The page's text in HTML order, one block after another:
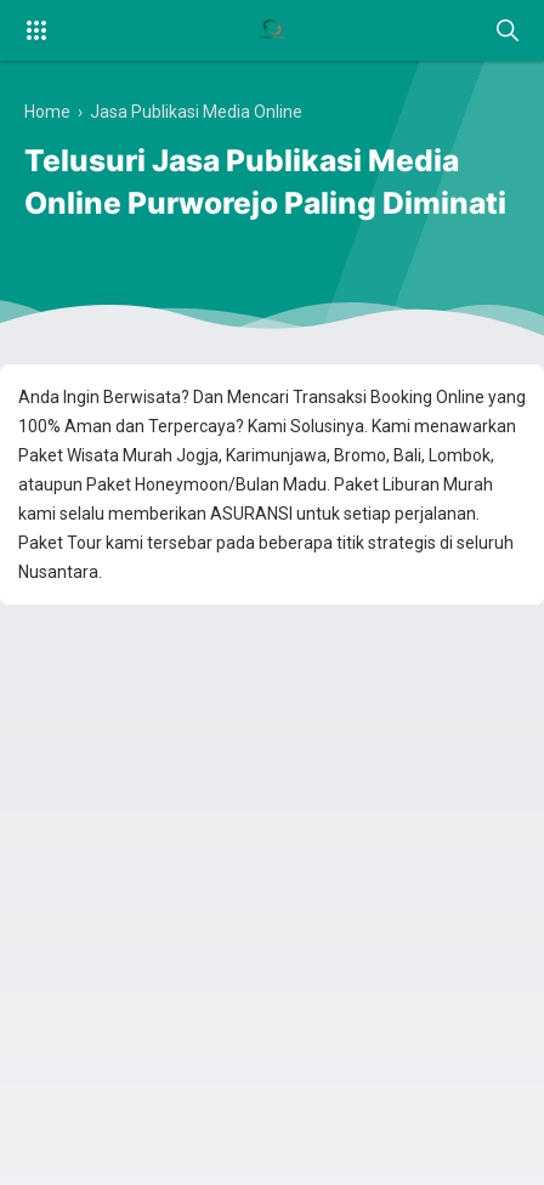
Anda Ingin Berwisata? Dan Mencari Transaksi Booking Online yang
100% Aman dan Terpercaya? Kami Solusinya. Kami menawarkan
Paket Wisata Murah Jogja, Karimunjawa, Bromo, Bali, Lombok,
ataupun Paket Honeymoon/Bulan Madu. Paket Liburan Murah
kami selalu memberikan ASURANSI untuk setiap perjalanan.
Paket Tour kami tersebar pada beberapa titik strategis di seluruh
Nusantara.
Home › Jasa Publikasi Media Online
Telusuri Jasa Publikasi Media
Online Purworejo Paling Diminati